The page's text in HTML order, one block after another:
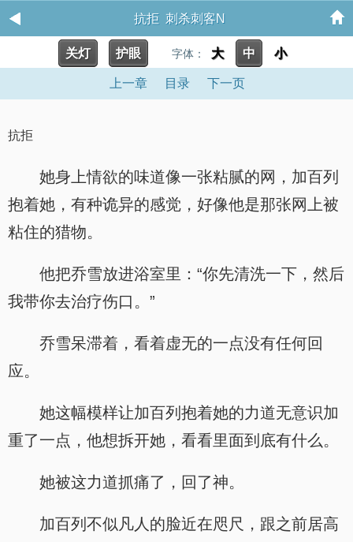
抗拒 刺杀刺客N
关灯 护眼 字体： 大 中 小
上一章 目录 下一页
抗拒
她身上情欲的味道像一张粘腻的网，加百列
抱着她，有种诡异的感觉，好像他是那张网上被
粘住的猎物。
他把乔雪放进浴室里：“你先清洗一下，然后
我带你去治疗伤口。”
乔雪呆滞着，看着虚无的一点没有任何回
应。
她这幅模样让加百列抱着她的力道无意识加
重了一点，他想拆开她，看看里面到底有什么。
她被这力道抓痛了，回了神。
加百列不似凡人的脸近在咫尺，跟之前居高